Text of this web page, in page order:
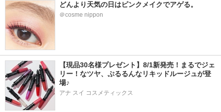
どんより天気の日はピンクメイクでアゲる。
＠cosme nippon
【現品30名様プレゼント】8/1新発売！まるでジェ
リー！なツヤ、ぷるるんなリキッドルージュが登
場♪
アナ スイ コスメティックス